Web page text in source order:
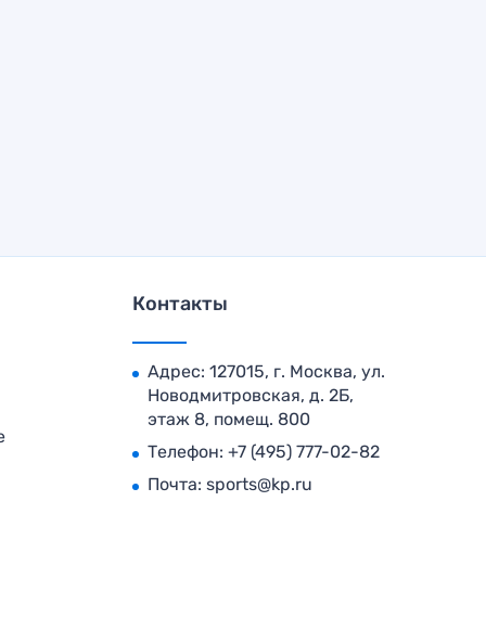
Контакты
Адрес: 127015, г. Москва, ул.
Новодмитровская, д. 2Б,
этаж 8, помещ. 800
Телефон: +7 (495) 777-02-82
Почта: sports@kp.ru